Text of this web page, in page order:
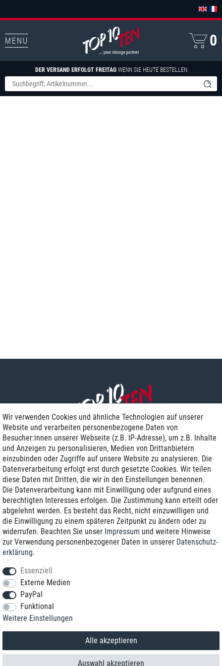
MENU
DER VERSAND ERFOLGT FREITAGWENN SIE HEUTE BESTELLEN
0
Zustellung am nächsten Werktag
Günstiger Versand
Generalüberholt mit Garantie
+49 8989 96160*
*Sie erreichen uns zum Ortstarif von Montag bis Freitag von 9 Uhr - 18 Uhr.
© 2018 TOP TEN Computervertrieb GmbH
Wir verwenden Cookies und ähnliche Technologien auf unserer
Website und verarbeiten personenbezogene Daten von
Besucher:innen unserer Webseite (z.B. IP-Adresse), um z.B. Inhalte
und Anzeigen zu personalisieren, Medien von Drittanbietern
einzubinden oder Zugriffe auf unsere Website zu analysieren. Die
Datenverarbeitung erfolgt erst durch gesetzte Cookies. Wir teilen
diese Daten mit Dritten, die wir in den Einstellungen benennen.
Die Datenverarbeitung kann mit Einwilligung oder aufgrund eines
berechtigten Interesses erfolgen. Die Zustimmung kann erteilt oder
abgelehnt werden. Es besteht das Recht, nicht einzuwilligen und
die Einwilligung zu einem späteren Zeitpunkt zu ändern oder zu
widerrufen. Beachten Sie unser Impressum und weitere Hinweise
zur Verwendung personenbezogener Daten in unserer Daten­schutz­
erklärung.
Essenziell
Externe Medien
PayPal
Funktional
Weitere Einstellungen
Alle akzeptieren
Auswahl akzeptieren